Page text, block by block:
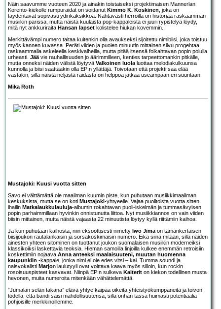
Näin saavumme vuoteen 2020 ja ainakin toistaiseksi projektimaisen Mannerlan
Korento-kiekolle rumpuraidat on soittanut Kimmo K. Koskinen , joka on
täydentävät sopivasti ydinkaksikkoa. Nähtävästi herroilla on historiaa raskaamman
musiikin parissa, mutta näistä kuulaista pop-kappaleista ei juuri rypistelyä löydy,
mitä nyt ankkuriraita Hansan lapset kolistelee hiukan kovemmin.
Merkittävämpi numero taitaa kuitenkin olla avaukseksi sijoitettu nimibiisi, joka toistuu
myös kannen kuvassa. Peräti viiden ja puolen minuutin mittainen siivu progehtaa
raskaammalla askeleella keskivaiheilla, mutta pitää itsensä folkahtavan popin polulla
urheasti. Jää vie rauhallisuuden jo äärimmilleen, kenties tarpeettomankin pitkälle,
mutta onneksi näiden välistä löytyvä Valkoinen luola luottaa melodiakulkuunsa
kunnolla ja biisi saattaakin olla EP:n yllättäjä. Toivotaan että projekti saa elää
vastakin, sillä näistä neljästä raidasta on helppoa jatkaa useampaan eri suuntaan.
Mika Roth
Mustajoki: Kuusi vuotta sitten
Savo ei välttämättä ole maailman kuumin piste, kun puhutaan musiikkimaailman
keskuksista, mutta se on koti Mustajoki-yhtyeelle. Vajaa puolitoista vuotta sitten
ihailin Matkalaukkulauluja-albumin rokahtavan puoli-iskelmän ja tummasävyisen
popin parhaimmillaan hyvinkin onnistunutta liittoa. Nyt musiikkiannos on vain viiden
biisin mittainen, mutta näistä vajaasta 22 minuutista löytyy kyllä riittämiin kaihoa.
Ja kun puhutaan kaihosta, niin eksoottisesti nimetty Iwo Jima on tämänkertaisen
biisijoukon rautalankaisin ja sorsakoskimaisin numero. Eikä siinä mitään, sillä näiden
ainesten yhteen sitominen on tuottanut joukon suomalaisen musiikin moderneiksi
klassikoiksi laskettavia teoksia. Hieman samoilla linjoilla kulkee enemmän retroisiin
koskettimiin nojaava Anna anteeksi maalaisuuteni, muutan huomenna
kaupunkiin -kappale, jonka nimi ei ole edes vitsi – kai. Tumma soundi ja
naisvokalisti Marjon laulutyyli ovat voittava kaava myös silloin, kun rockin
rosoisuuspisteet kasvavat. Niinpä EP:n sulkeva Kalterit on kiekon todellinen musta
hevonen, muita numeroita mitenkään vähättelemättä.
”Jumalan selän takana” elävä yhtye kaipaa oikeita yhteistyökumppaneita ja toivon
todella, että bändi saisi mahdollisuutensa, sillä onhan tässä huimasti potentiaalia
pohjoisille merkkinoillemme.